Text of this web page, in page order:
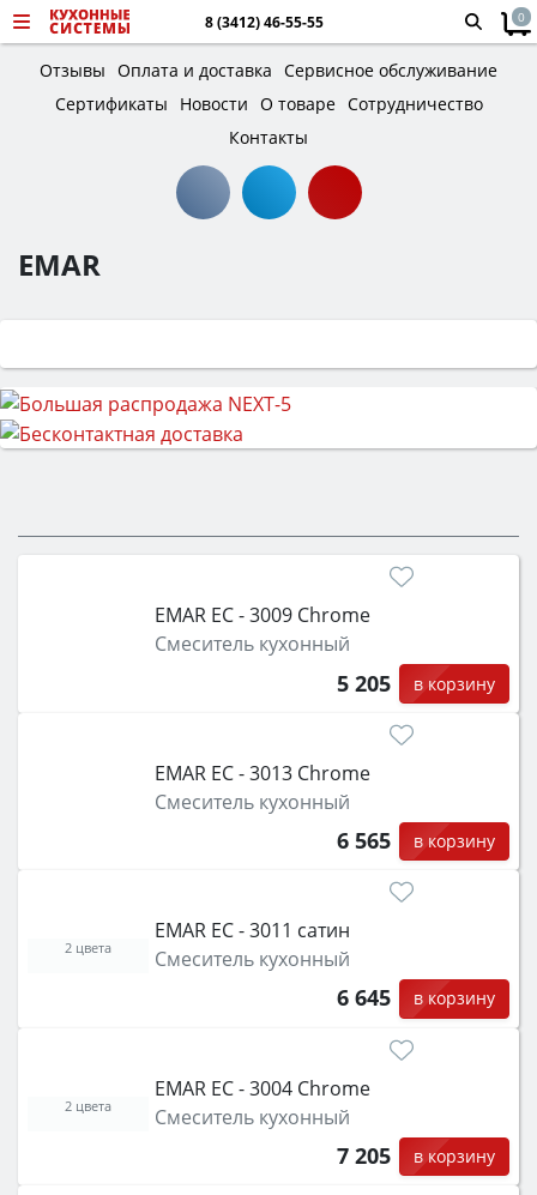
8 (3412) 46-55-55 0
Отзывы Оплата и доставка Сервисное обслуживание
Сертификаты
Новости О товаре Сотрудничество
Контакты
EMAR
EMAR ЕС - 3009 Chrome
Смеситель кухонный
5 205 в корзину
EMAR ЕС - 3013 Chrome
Смеситель кухонный
6 565 в корзину
EMAR ЕС - 3011 сатин
Смеситель кухонный
6 645 в корзину
2 цвета
EMAR ЕС - 3004 Chrome
Смеситель кухонный
7 205 в корзину
2 цвета